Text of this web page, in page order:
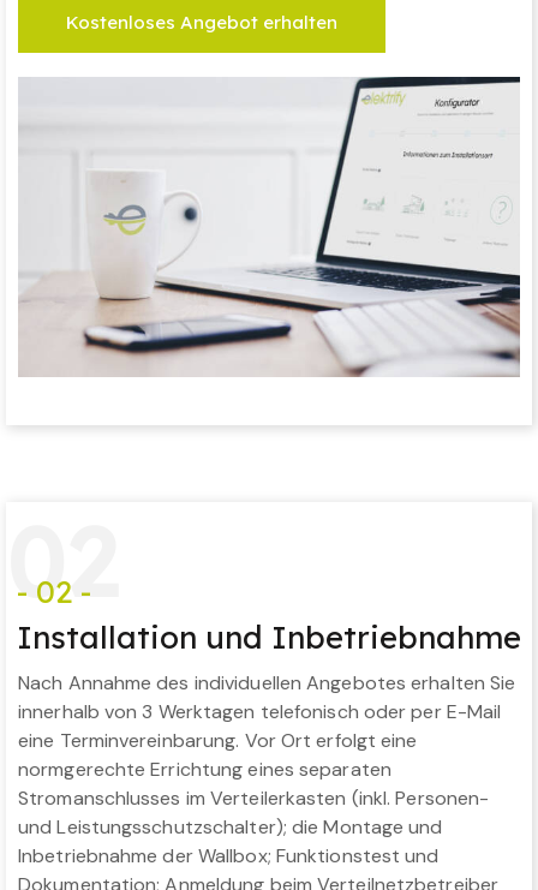
Kostenloses Angebot erhalten
02
- 02 -
Installation und Inbetriebnahme
Nach Annahme des individuellen Angebotes erhalten Sie
innerhalb von 3 Werktagen telefonisch oder per E-Mail
eine Terminvereinbarung. Vor Ort erfolgt eine
normgerechte Errichtung eines separaten
Stromanschlusses im Verteilerkasten (inkl. Personen-
und Leistungsschutzschalter); die Montage und
Inbetriebnahme der Wallbox; Funktionstest und
Dokumentation; Anmeldung beim Verteilnetzbetreiber